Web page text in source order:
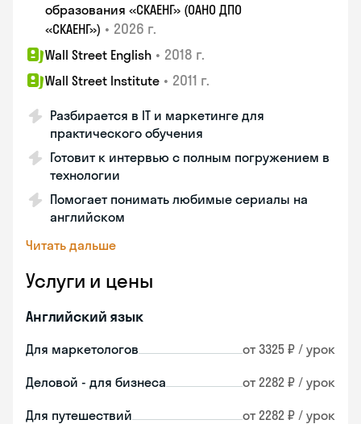
образования «СКАЕНГ» (ОАНО ДПО
«СКАЕНГ») • 2026 г.
Wall Street English • 2018 г.
Wall Street Institute • 2011 г.
Разбирается в IT и маркетинге для
практического обучения
Готовит к интервью с полным погружением в
технологии
Помогает понимать любимые сериалы на
английском
Читать дальше
Услуги и цены
Английский язык
Для маркетологов от 3325 ₽ / урок
Деловой - для бизнеса от 2282 ₽ / урок
Для путешествий от 2282 ₽ / урок